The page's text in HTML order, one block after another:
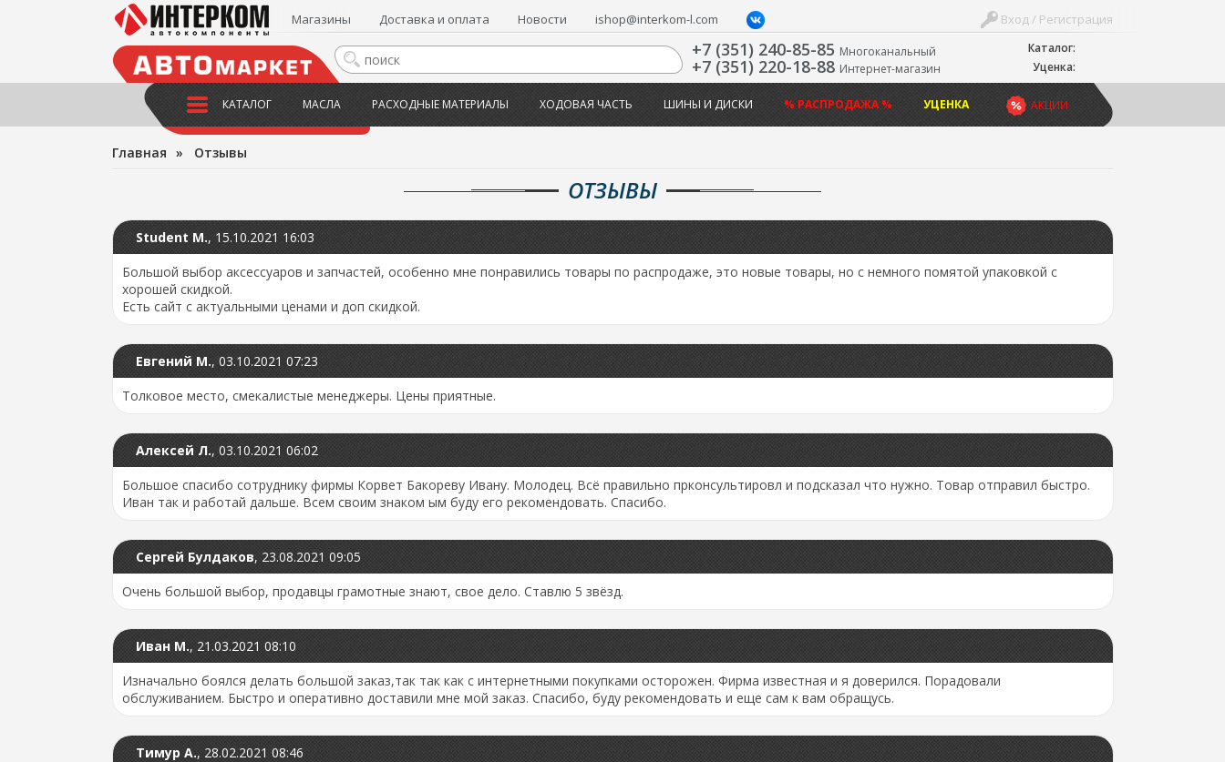
Каталог:
Уценка:
Вход / Регистрация
Магазины Доставка и оплата Новости ishop@interkom-l.com
+7 (351) 240-85-85 Многоканальный
+7 (351) 220-18-88 Интернет-магазин
АКЦИИ
КАТАЛОГ МАСЛА РАСХОДНЫЕ МАТЕРИАЛЫ ХОДОВАЯ ЧАСТЬ ШИНЫ И ДИСКИ % РАСПРОДАЖА % УЦЕНКА
Главная » Отзывы
ОТЗЫВЫ
Student M., 15.10.2021 16:03
Большой выбор аксессуаров и запчастей, особенно мне понравились товары по распродаже, это новые товары, но с немного помятой упаковкой с
хорошей скидкой.
Есть сайт с актуальными ценами и доп скидкой.
Евгений М., 03.10.2021 07:23
Толковое место, смекалистые менеджеры. Цены приятные.
Алексей Л., 03.10.2021 06:02
Большое спасибо сотруднику фирмы Корвет Бакореву Ивану. Молодец. Всё правильно прконсультировл и подсказал что нужно. Товар отправил быстро.
Иван так и работай дальше. Всем своим знаком ым буду его рекомендовать. Спасибо.
Сергей Булдаков, 23.08.2021 09:05
Очень большой выбор, продавцы грамотные знают, свое дело. Ставлю 5 звёзд.
Иван М., 21.03.2021 08:10
Изначально боялся делать большой заказ,так так как с интернетными покупками осторожен. Фирма известная и я доверился. Порадовали
обслуживанием. Быстро и оперативно доставили мне мой заказ. Спасибо, буду рекомендовать и еще сам к вам обращусь.
Тимур А., 28.02.2021 08:46